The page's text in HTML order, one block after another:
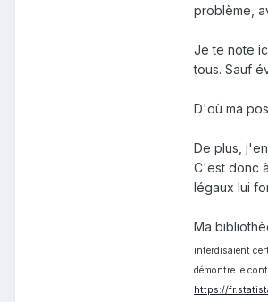
problème,
Je te note
tous. Sauf
D'où ma
De plus,
C'est donc
légaux lui
Ma
interdisaient
démontre le
https://